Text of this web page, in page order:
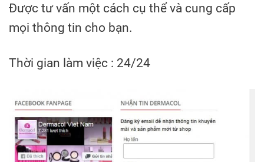
Được tư vấn một cách cụ thể và cung cấp
mọi thông tin cho bạn.
Thời gian làm việc : 24/24